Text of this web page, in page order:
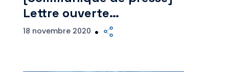
Lettre ouverte…
18 novembre 2020